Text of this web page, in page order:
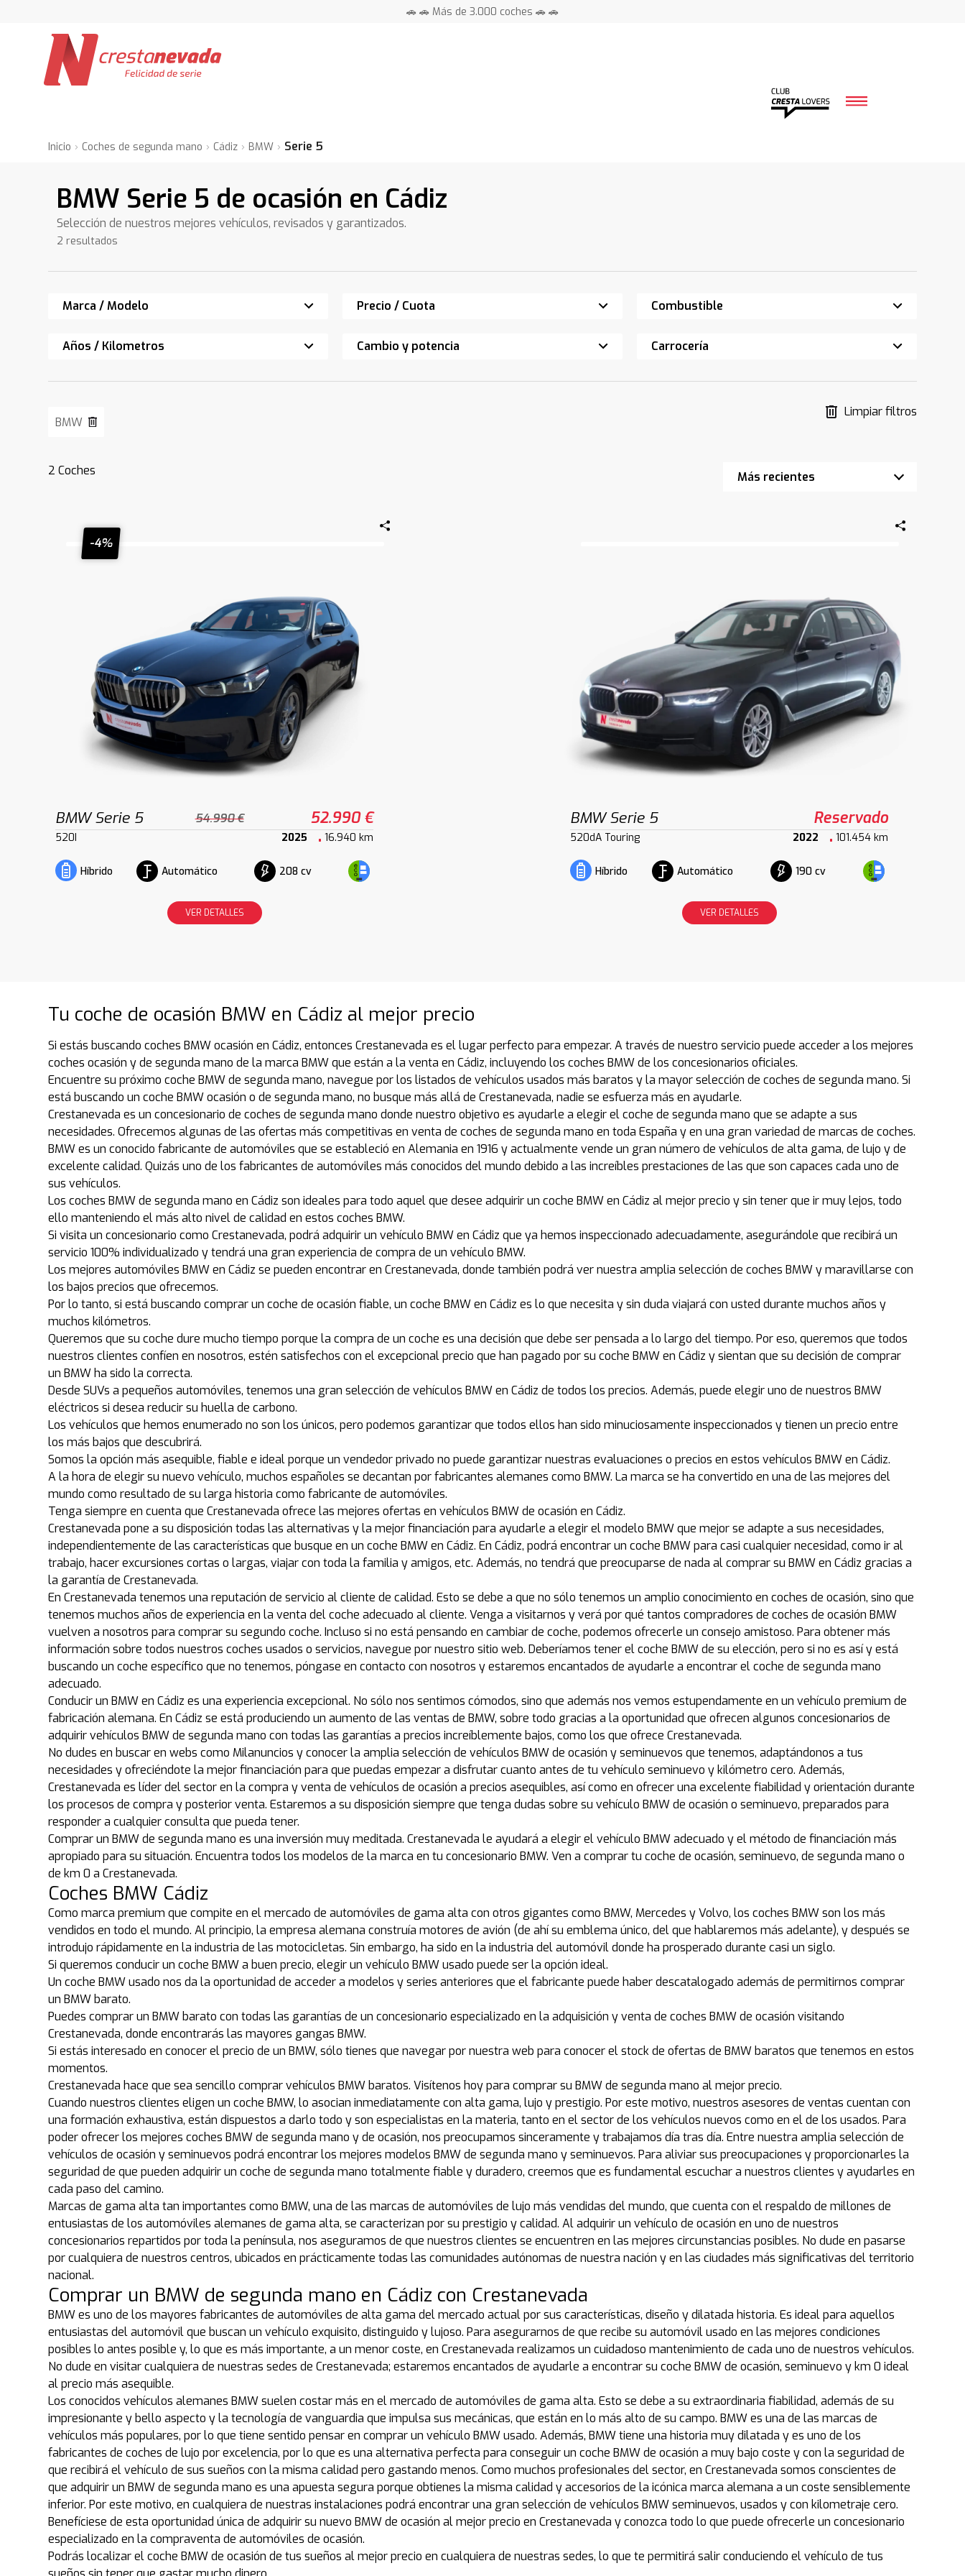
🚗 🚗 Más de 3.000 coches 🚗 🚗
Inicio Coches de segunda mano Cádiz BMW Serie 5
BMW Serie 5 de ocasión en Cádiz
Selección de nuestros mejores vehículos, revisados y garantizados.
2 resultados
Marca / Modelo Precio / Cuota Combustible
Años / Kilometros Cambio y potencia Carrocería
BMW
Limpiar filtros
2 Coches
-4%
BMW Serie 5 54.990 € 52.990 €
520I 2025 16.940 km
Híbrido Automático 208 cv
VER DETALLES
BMW Serie 5 Reservado
520dA Touring 2022 101.454 km
Híbrido Automático 190 cv
VER DETALLES
Tu coche de ocasión BMW en Cádiz al mejor precio
Si estás buscando coches BMW ocasión en Cádiz, entonces Crestanevada es el lugar perfecto para empezar. A través de nuestro servicio puede acceder a los mejores
coches ocasión y de segunda mano de la marca BMW que están a la venta en Cádiz, incluyendo los coches BMW de los concesionarios oficiales.
Encuentre su próximo coche BMW de segunda mano, navegue por los listados de vehículos usados más baratos y la mayor selección de coches de segunda mano. Si
está buscando un coche BMW ocasión o de segunda mano, no busque más allá de Crestanevada, nadie se esfuerza más en ayudarle.
Crestanevada es un concesionario de coches de segunda mano donde nuestro objetivo es ayudarle a elegir el coche de segunda mano que se adapte a sus
necesidades. Ofrecemos algunas de las ofertas más competitivas en venta de coches de segunda mano en toda España y en una gran variedad de marcas de coches.
BMW es un conocido fabricante de automóviles que se estableció en Alemania en 1916 y actualmente vende un gran número de vehículos de alta gama, de lujo y de
excelente calidad. Quizás uno de los fabricantes de automóviles más conocidos del mundo debido a las increíbles prestaciones de las que son capaces cada uno de
sus vehículos.
Los coches BMW de segunda mano en Cádiz son ideales para todo aquel que desee adquirir un coche BMW en Cádiz al mejor precio y sin tener que ir muy lejos, todo
ello manteniendo el más alto nivel de calidad en estos coches BMW.
Si visita un concesionario como Crestanevada, podrá adquirir un vehículo BMW en Cádiz que ya hemos inspeccionado adecuadamente, asegurándole que recibirá un
servicio 100% individualizado y tendrá una gran experiencia de compra de un vehículo BMW.
Los mejores automóviles BMW en Cádiz se pueden encontrar en Crestanevada, donde también podrá ver nuestra amplia selección de coches BMW y maravillarse con
los bajos precios que ofrecemos.
Por lo tanto, si está buscando comprar un coche de ocasión fiable, un coche BMW en Cádiz es lo que necesita y sin duda viajará con usted durante muchos años y
muchos kilómetros.
Queremos que su coche dure mucho tiempo porque la compra de un coche es una decisión que debe ser pensada a lo largo del tiempo. Por eso, queremos que todos
nuestros clientes confíen en nosotros, estén satisfechos con el excepcional precio que han pagado por su coche BMW en Cádiz y sientan que su decisión de comprar
un BMW ha sido la correcta.
Desde SUVs a pequeños automóviles, tenemos una gran selección de vehículos BMW en Cádiz de todos los precios. Además, puede elegir uno de nuestros BMW
eléctricos si desea reducir su huella de carbono.
Los vehículos que hemos enumerado no son los únicos, pero podemos garantizar que todos ellos han sido minuciosamente inspeccionados y tienen un precio entre
los más bajos que descubrirá.
Somos la opción más asequible, fiable e ideal porque un vendedor privado no puede garantizar nuestras evaluaciones o precios en estos vehículos BMW en Cádiz.
A la hora de elegir su nuevo vehículo, muchos españoles se decantan por fabricantes alemanes como BMW. La marca se ha convertido en una de las mejores del
mundo como resultado de su larga historia como fabricante de automóviles.
Tenga siempre en cuenta que Crestanevada ofrece las mejores ofertas en vehículos BMW de ocasión en Cádiz.
Crestanevada pone a su disposición todas las alternativas y la mejor financiación para ayudarle a elegir el modelo BMW que mejor se adapte a sus necesidades,
independientemente de las características que busque en un coche BMW en Cádiz. En Cádiz, podrá encontrar un coche BMW para casi cualquier necesidad, como ir al
trabajo, hacer excursiones cortas o largas, viajar con toda la familia y amigos, etc. Además, no tendrá que preocuparse de nada al comprar su BMW en Cádiz gracias a
la garantía de Crestanevada.
En Crestanevada tenemos una reputación de servicio al cliente de calidad. Esto se debe a que no sólo tenemos un amplio conocimiento en coches de ocasión, sino que
tenemos muchos años de experiencia en la venta del coche adecuado al cliente. Venga a visitarnos y verá por qué tantos compradores de coches de ocasión BMW
vuelven a nosotros para comprar su segundo coche. Incluso si no está pensando en cambiar de coche, podemos ofrecerle un consejo amistoso. Para obtener más
información sobre todos nuestros coches usados o servicios, navegue por nuestro sitio web. Deberíamos tener el coche BMW de su elección, pero si no es así y está
buscando un coche específico que no tenemos, póngase en contacto con nosotros y estaremos encantados de ayudarle a encontrar el coche de segunda mano
adecuado.
Conducir un BMW en Cádiz es una experiencia excepcional. No sólo nos sentimos cómodos, sino que además nos vemos estupendamente en un vehículo premium de
fabricación alemana. En Cádiz se está produciendo un aumento de las ventas de BMW, sobre todo gracias a la oportunidad que ofrecen algunos concesionarios de
adquirir vehículos BMW de segunda mano con todas las garantías a precios increíblemente bajos, como los que ofrece Crestanevada.
No dudes en buscar en webs como Milanuncios y conocer la amplia selección de vehículos BMW de ocasión y seminuevos que tenemos, adaptándonos a tus
necesidades y ofreciéndote la mejor financiación para que puedas empezar a disfrutar cuanto antes de tu vehículo seminuevo y kilómetro cero. Además,
Crestanevada es líder del sector en la compra y venta de vehículos de ocasión a precios asequibles, así como en ofrecer una excelente fiabilidad y orientación durante
los procesos de compra y posterior venta. Estaremos a su disposición siempre que tenga dudas sobre su vehículo BMW de ocasión o seminuevo, preparados para
responder a cualquier consulta que pueda tener.
Comprar un BMW de segunda mano es una inversión muy meditada. Crestanevada le ayudará a elegir el vehículo BMW adecuado y el método de financiación más
apropiado para su situación. Encuentra todos los modelos de la marca en tu concesionario BMW. Ven a comprar tu coche de ocasión, seminuevo, de segunda mano o
de km 0 a Crestanevada.
Coches BMW Cádiz
Como marca premium que compite en el mercado de automóviles de gama alta con otros gigantes como BMW, Mercedes y Volvo, los coches BMW son los más
vendidos en todo el mundo. Al principio, la empresa alemana construía motores de avión (de ahí su emblema único, del que hablaremos más adelante), y después se
introdujo rápidamente en la industria de las motocicletas. Sin embargo, ha sido en la industria del automóvil donde ha prosperado durante casi un siglo.
Si queremos conducir un coche BMW a buen precio, elegir un vehículo BMW usado puede ser la opción ideal.
Un coche BMW usado nos da la oportunidad de acceder a modelos y series anteriores que el fabricante puede haber descatalogado además de permitirnos comprar
un BMW barato.
Puedes comprar un BMW barato con todas las garantías de un concesionario especializado en la adquisición y venta de coches BMW de ocasión visitando
Crestanevada, donde encontrarás las mayores gangas BMW.
Si estás interesado en conocer el precio de un BMW, sólo tienes que navegar por nuestra web para conocer el stock de ofertas de BMW baratos que tenemos en estos
momentos.
Crestanevada hace que sea sencillo comprar vehículos BMW baratos. Visítenos hoy para comprar su BMW de segunda mano al mejor precio.
Cuando nuestros clientes eligen un coche BMW, lo asocian inmediatamente con alta gama, lujo y prestigio. Por este motivo, nuestros asesores de ventas cuentan con
una formación exhaustiva, están dispuestos a darlo todo y son especialistas en la materia, tanto en el sector de los vehículos nuevos como en el de los usados. Para
poder ofrecer los mejores coches BMW de segunda mano y de ocasión, nos preocupamos sinceramente y trabajamos día tras día. Entre nuestra amplia selección de
vehículos de ocasión y seminuevos podrá encontrar los mejores modelos BMW de segunda mano y seminuevos. Para aliviar sus preocupaciones y proporcionarles la
seguridad de que pueden adquirir un coche de segunda mano totalmente fiable y duradero, creemos que es fundamental escuchar a nuestros clientes y ayudarles en
cada paso del camino.
Marcas de gama alta tan importantes como BMW, una de las marcas de automóviles de lujo más vendidas del mundo, que cuenta con el respaldo de millones de
entusiastas de los automóviles alemanes de gama alta, se caracterizan por su prestigio y calidad. Al adquirir un vehículo de ocasión en uno de nuestros
concesionarios repartidos por toda la península, nos aseguramos de que nuestros clientes se encuentren en las mejores circunstancias posibles. No dude en pasarse
por cualquiera de nuestros centros, ubicados en prácticamente todas las comunidades autónomas de nuestra nación y en las ciudades más significativas del territorio
nacional.
Comprar un BMW de segunda mano en Cádiz con Crestanevada
BMW es uno de los mayores fabricantes de automóviles de alta gama del mercado actual por sus características, diseño y dilatada historia. Es ideal para aquellos
entusiastas del automóvil que buscan un vehículo exquisito, distinguido y lujoso. Para asegurarnos de que recibe su automóvil usado en las mejores condiciones
posibles lo antes posible y, lo que es más importante, a un menor coste, en Crestanevada realizamos un cuidadoso mantenimiento de cada uno de nuestros vehículos.
No dude en visitar cualquiera de nuestras sedes de Crestanevada; estaremos encantados de ayudarle a encontrar su coche BMW de ocasión, seminuevo y km 0 ideal
al precio más asequible.
Los conocidos vehículos alemanes BMW suelen costar más en el mercado de automóviles de gama alta. Esto se debe a su extraordinaria fiabilidad, además de su
impresionante y bello aspecto y la tecnología de vanguardia que impulsa sus mecánicas, que están en lo más alto de su campo. BMW es una de las marcas de
vehículos más populares, por lo que tiene sentido pensar en comprar un vehículo BMW usado. Además, BMW tiene una historia muy dilatada y es uno de los
fabricantes de coches de lujo por excelencia, por lo que es una alternativa perfecta para conseguir un coche BMW de ocasión a muy bajo coste y con la seguridad de
que recibirá el vehículo de sus sueños con la misma calidad pero gastando menos. Como muchos profesionales del sector, en Crestanevada somos conscientes de
que adquirir un BMW de segunda mano es una apuesta segura porque obtienes la misma calidad y accesorios de la icónica marca alemana a un coste sensiblemente
inferior. Por este motivo, en cualquiera de nuestras instalaciones podrá encontrar una gran selección de vehículos BMW seminuevos, usados y con kilometraje cero.
Benefíciese de esta oportunidad única de adquirir su nuevo BMW de ocasión al mejor precio en Crestanevada y conozca todo lo que puede ofrecerle un concesionario
especializado en la compraventa de automóviles de ocasión.
Podrás localizar el coche BMW de ocasión de tus sueños al mejor precio en cualquiera de nuestras sedes, lo que te permitirá salir conduciendo el vehículo de tus